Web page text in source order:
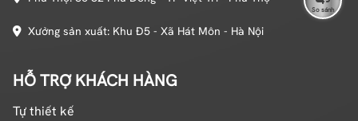
Xưởng sản xuất: Khu Đ5 - Xã Hát Môn - Hà Nội
HỖ TRỢ KHÁCH HÀNG
Tự thiết kế
So sánh